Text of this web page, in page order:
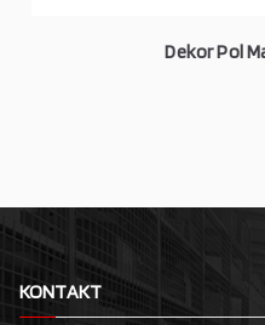
Dekor Pol
KONTAKT